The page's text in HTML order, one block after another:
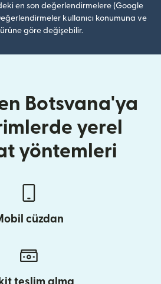
en son değerlendirmelere (Google
kullanıcı konumuna ve
göre değişebilir.
Botsvana'ya
yerel
yöntemleri
cüzdan
teslim alma